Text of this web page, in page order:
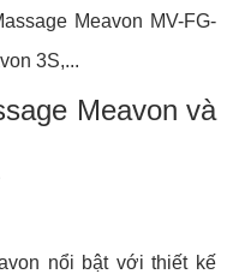
Meavon MV-FG-
3S,...
Meavon và
nổi bật với thiết kế